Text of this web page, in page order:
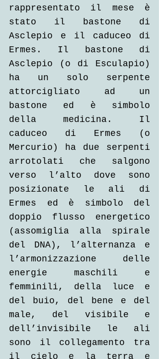
rappresentato il mese è
stato il bastone di
Asclepio e il caduceo di
Ermes. Il bastone di
Asclepio (o di Esculapio)
ha un solo serpente
attorcigliato ad un
bastone ed è simbolo
della medicina. Il
caduceo di Ermes (o
Mercurio) ha due serpenti
arrotolati che salgono
verso l’alto dove sono
posizionate le ali di
Ermes ed è simbolo del
doppio flusso energetico
(assomiglia alla spirale
del DNA), l’alternanza e
l’armonizzazione delle
energie maschili e
femminili, della luce e
del buio, del bene e del
male, del visibile e
dell’invisibile le ali
sono il collegamento tra
il cielo e la terra e